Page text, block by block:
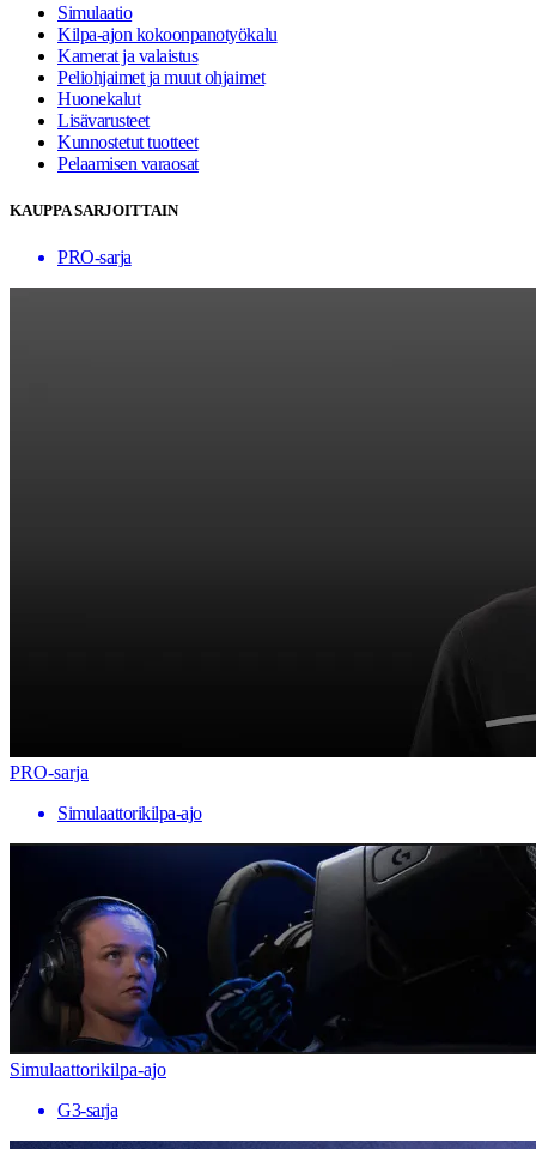
Simulaatio
Kilpa-ajon kokoonpanotyökalu
Kamerat ja valaistus
Peliohjaimet ja muut ohjaimet
Huonekalut
Lisävarusteet
Kunnostetut tuotteet
Pelaamisen varaosat
KAUPPA SARJOITTAIN
PRO-sarja
PRO-sarja
Simulaattorikilpa-ajo
Simulaattorikilpa-ajo
G3-sarja